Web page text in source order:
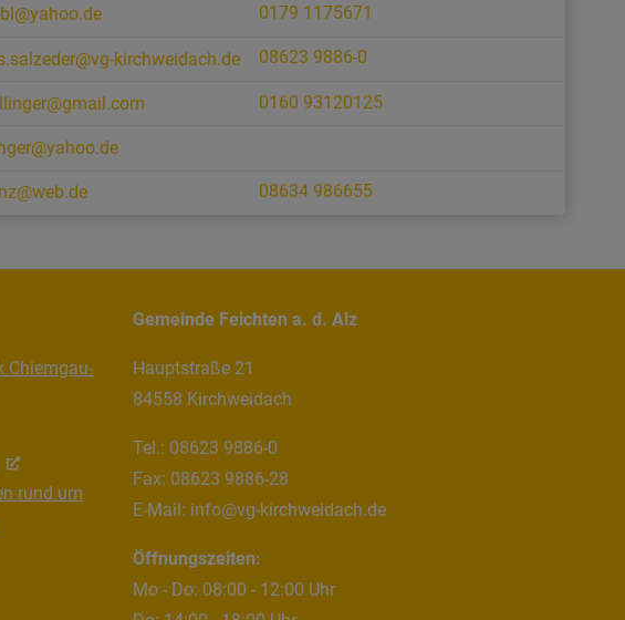
0179 1175671
kirchweidach.de 08623 9886-0
0160 93120125
08634 986655
Chiemgau-
rund um
Gemeinde Feichten a. d. Alz
Hauptstraße 21
84558 Kirchweidach
Tel.: 08623 9886-0
Fax: 08623 9886-28
E-Mail: info@vg-kirchweidach.de
Öffnungszeiten:
Mo - Do: 08:00 - 12:00 Uhr